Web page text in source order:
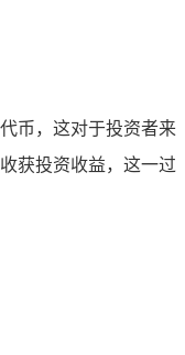
币，这对于投资者来
获投资收益，这一过